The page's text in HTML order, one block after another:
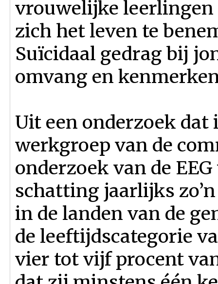
vrouwelijke leerlingen
zich het leven te
Suïcidaal gedrag bij
omvang en
Uit een onderzoek dat
werkgroep van de
onderzoek van de
schatting jaarlijks
in de landen van de
de leeftijdscategorie
vier tot vijf procent